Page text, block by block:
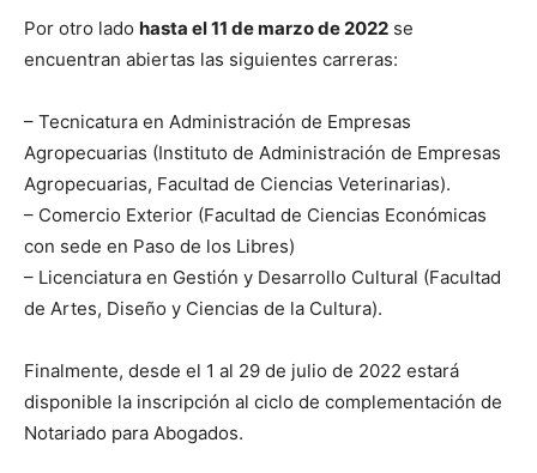
Por otro lado hasta el 11 de marzo de 2022 se
encuentran abiertas las siguientes carreras:
– Tecnicatura en Administración de Empresas
Agropecuarias (Instituto de Administración de Empresas
Agropecuarias, Facultad de Ciencias Veterinarias).
– Comercio Exterior (Facultad de Ciencias Económicas
con sede en Paso de los Libres)
– Licenciatura en Gestión y Desarrollo Cultural (Facultad
de Artes, Diseño y Ciencias de la Cultura).
Finalmente, desde el 1 al 29 de julio de 2022 estará
disponible la inscripción al ciclo de complementación de
Notariado para Abogados.